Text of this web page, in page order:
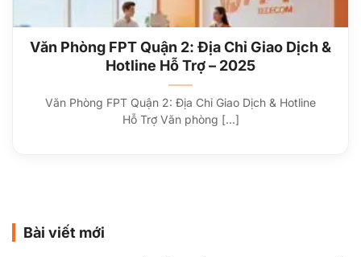
Văn Phòng FPT Quận 2: Địa Chỉ Giao Dịch &
Hotline Hỗ Trợ – 2025
Văn Phòng FPT Quận 2: Địa Chỉ Giao Dịch & Hotline
Hỗ Trợ Văn phòng [...]
Bài viết mới